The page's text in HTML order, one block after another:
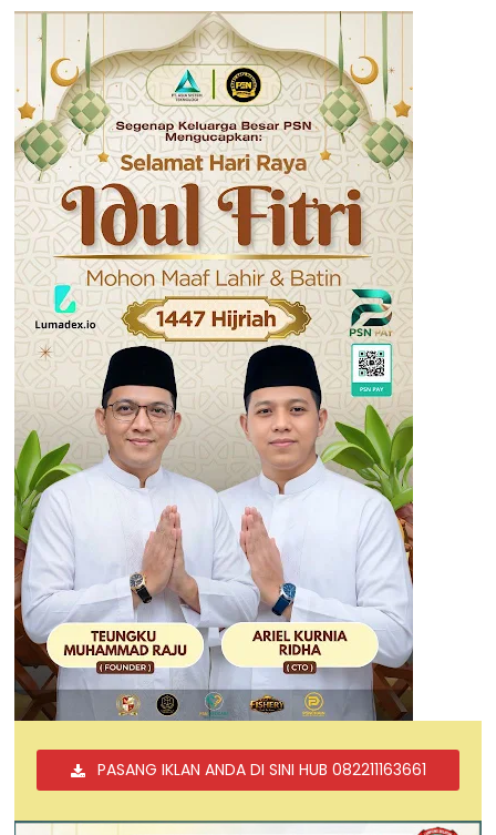
PASANG IKLAN ANDA DI SINI HUB 082211163661